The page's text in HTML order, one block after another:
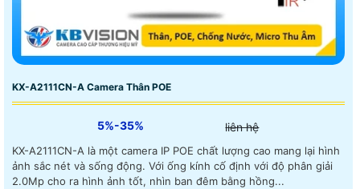
KX-A2111CN-A Camera Thân POE
5%-35% liên hệ
KX-A2111CN-A là một camera IP POE chất lượng cao mang lại hình
ảnh sắc nét và sống động. Với ống kính cố định với độ phân giải
2.0Mp cho ra hình ảnh tốt, nhìn ban đêm bằng hồng...